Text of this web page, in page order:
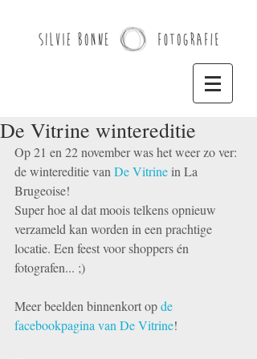
De Vitrine wintereditie
Op 21 en 22 november was het weer zo ver:
de wintereditie van De Vitrine in La
Brugeoise!
Super hoe al dat moois telkens opnieuw
verzameld kan worden in een prachtige
locatie. Een feest voor shoppers én
fotografen... ;)
Meer beelden binnenkort op de
facebookpagina van De Vitrine!